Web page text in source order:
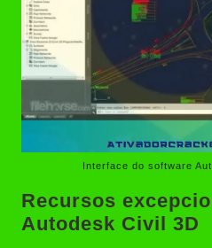
Interface do software
Recursos
Autodesk Civil 3D